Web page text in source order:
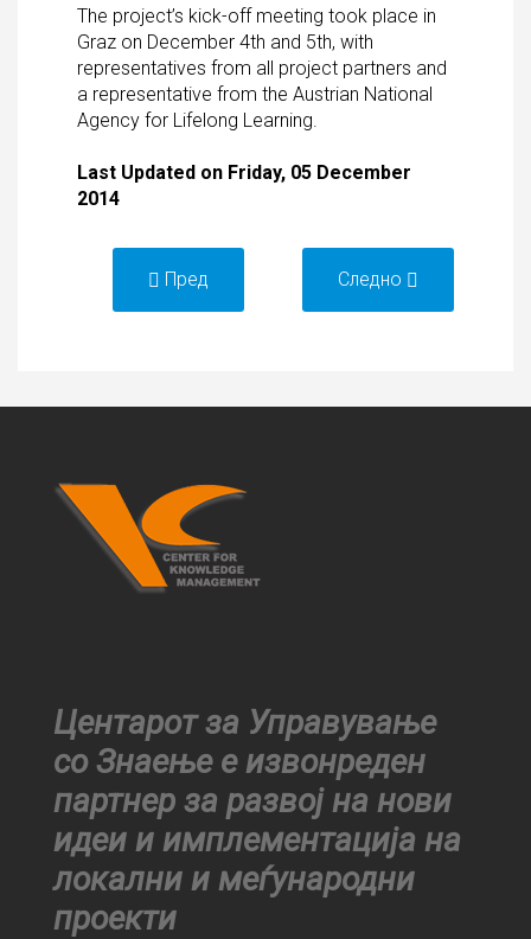
The project’s kick-off meeting took place in
Graz on December 4th and 5th, with
representatives from all project partners and
a representative from the Austrian National
Agency for Lifelong Learning.
Last Updated on Friday, 05 December
2014
Пред Следно
Центарот за Управување
со Знаење е извонреден
партнер за развој на нови
идеи и имплементација на
локални и меѓународни
проекти